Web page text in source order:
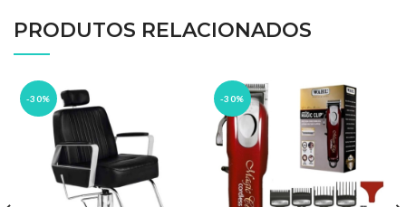
PRODUTOS RELACIONADOS
-30% -30%